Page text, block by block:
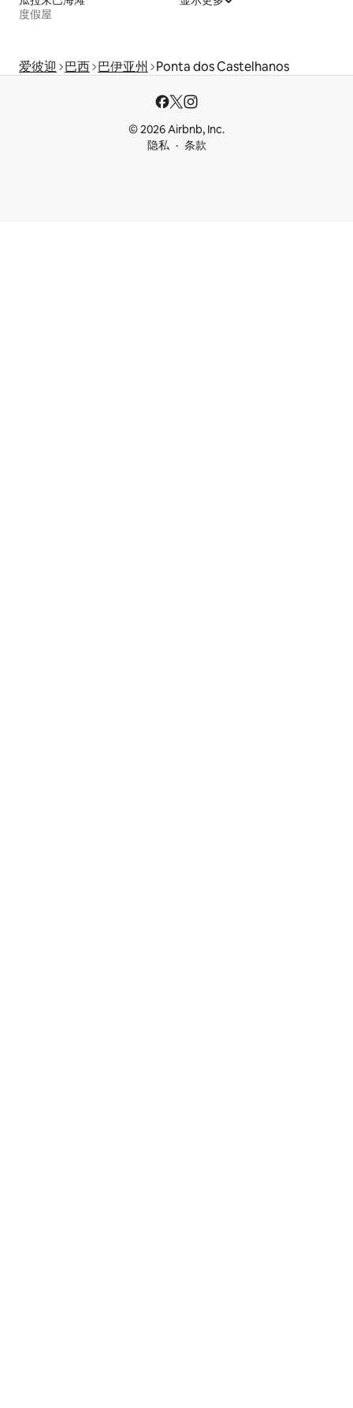
度假屋
爱彼迎 巴西 巴伊亚州 Ponta dos Castelhanos
© 2026 Airbnb, Inc.
隐私
条款